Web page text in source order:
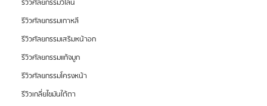
รีวิวศัลยกรรมวีไลน์
รีวิวศัลยกรรมเกาหลี
รีวิวศัลยกรรมเสริมหน้าอก
รีวิวศัลยกรรมแก้จมูก
รีวิวศัลยกรรมโครงหน้า
รีวิวเกลี่ยไขมันใต้ตา